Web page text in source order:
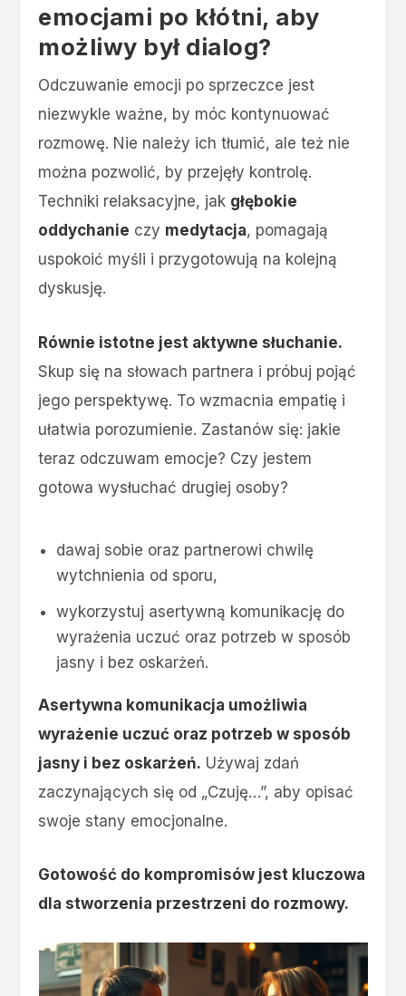
emocjami po kłótni, aby
możliwy był dialog?
Odczuwanie emocji po sprzeczce jest
niezwykle ważne, by móc kontynuować
rozmowę. Nie należy ich tłumić, ale też nie
można pozwolić, by przejęły kontrolę.
Techniki relaksacyjne, jak głębokie
oddychanie czy medytacja, pomagają
uspokoić myśli i przygotowują na kolejną
dyskusję.
Równie istotne jest aktywne słuchanie.
Skup się na słowach partnera i próbuj pojąć
jego perspektywę. To wzmacnia empatię i
ułatwia porozumienie. Zastanów się: jakie
teraz odczuwam emocje? Czy jestem
gotowa wysłuchać drugiej osoby?
dawaj sobie oraz partnerowi chwilę
wytchnienia od sporu,
wykorzystuj asertywną komunikację do
wyrażenia uczuć oraz potrzeb w sposób
jasny i bez oskarżeń.
Asertywna komunikacja umożliwia
wyrażenie uczuć oraz potrzeb w sposób
jasny i bez oskarżeń. Używaj zdań
zaczynających się od „Czuję…”, aby opisać
swoje stany emocjonalne.
Gotowość do kompromisów jest kluczowa
dla stworzenia przestrzeni do rozmowy.